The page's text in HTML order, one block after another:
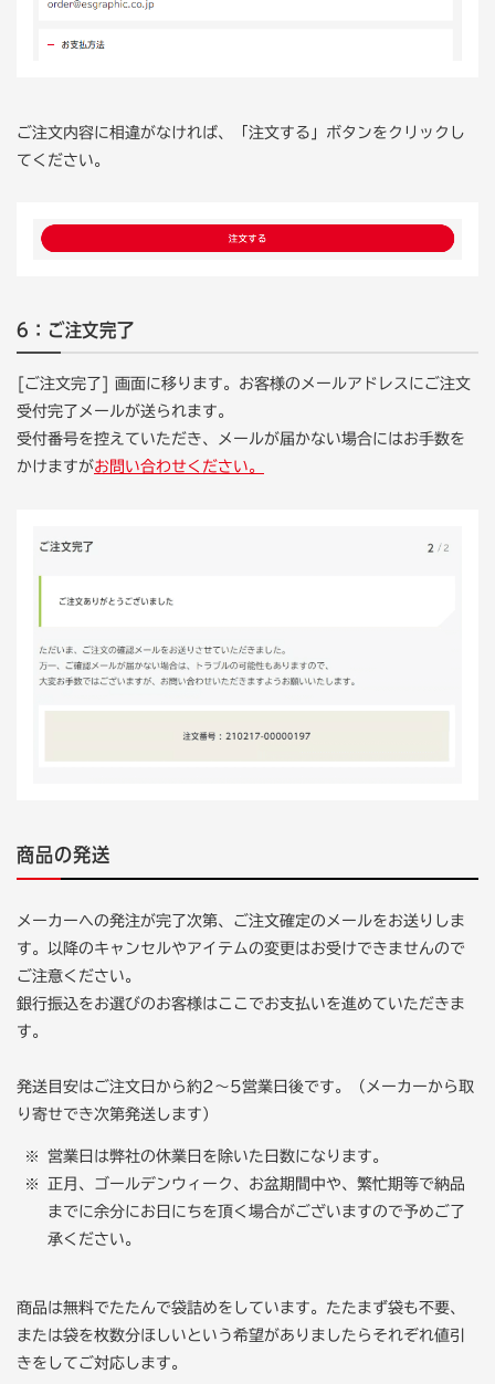
ご注文内容に相違がなければ、「注文する」ボタンをクリックし
てください。
6：ご注文完了
[ご注文完了] 画面に移ります。お客様のメールアドレスにご注文
受付完了メールが送られます。
受付番号を控えていただき、メールが届かない場合にはお手数を
かけますがお問い合わせください。
商品の発送
メーカーへの発注が完了次第、ご注文確定のメールをお送りしま
す。以降のキャンセルやアイテムの変更はお受けできませんので
ご注意ください。
銀行振込をお選びのお客様はここでお支払いを進めていただきま
す。
発送目安はご注文日から約2～5営業日後です。（メーカーから取
り寄せでき次第発送します）
営業日は弊社の休業日を除いた日数になります。
正月、ゴールデンウィーク、お盆期間中や、繁忙期等で納品
までに余分にお日にちを頂く場合がございますので予めご了
承ください。
商品は無料でたたんで袋詰めをしています。たたまず袋も不要、
または袋を枚数分ほしいという希望がありましたらそれぞれ値引
きをしてご対応します。